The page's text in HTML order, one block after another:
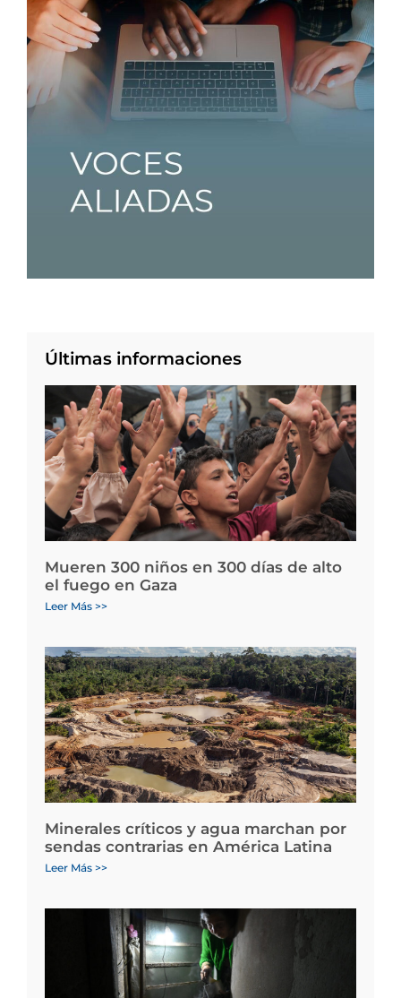
Últimas informaciones
Mueren 300 niños en 300 días de alto
el fuego en Gaza
Leer Más >>
Minerales críticos y agua marchan por
sendas contrarias en América Latina
Leer Más >>